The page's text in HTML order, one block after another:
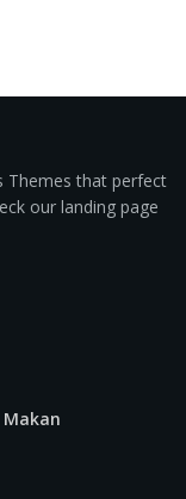
Themes that perfect
our landing page